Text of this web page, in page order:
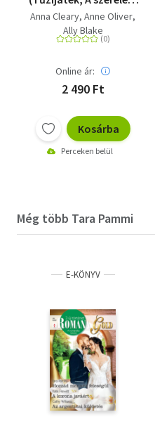
hajón érkezik,
Szenvedélyes csókok)
Anna Cleary Anne Oliver
Ally Blake
Online ár:
2 490 Ft
Kosárba
Perceken belül
Még több Tara Pammi
E-KÖNYV